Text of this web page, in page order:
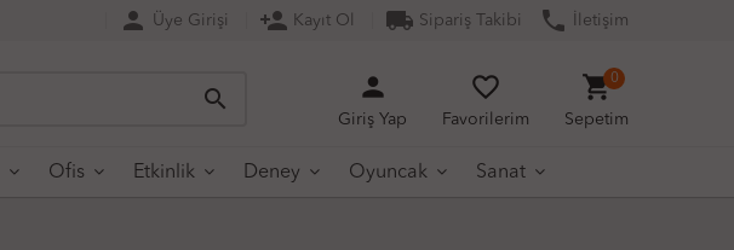
person Üye Girişi person_add Kayıt Ol local_shipping Sipariş Takibi phone İletişim
search person
Giriş Yap
favorite_border
Favorilerim
shopping_cart
Sepetim
0
Ofis Etkinlik Deney Oyuncak Sanat